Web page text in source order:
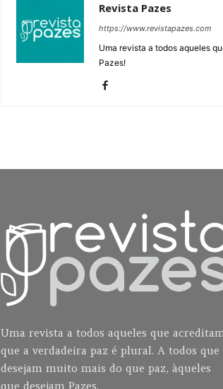
Revista Pazes
https://www.revistapazes.com
Uma revista a todos aqueles
Pazes!
Uma revista a todos aqueles que
que a verdadeira paz é plural. A todos que
desejam muito mais do que paz, àqueles
que desejam Pazes.